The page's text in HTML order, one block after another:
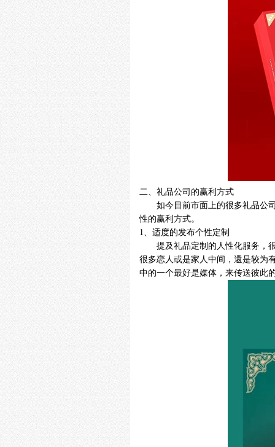
二、礼品公司的赢利方式
如今目前市面上的很多礼品公
性的赢利方式。
1、适度的发布个性定制
提及礼品定制的人性化服务，
很多恋人或是家人中间，還是较为
中的一个最好是媒体，来传送彼此